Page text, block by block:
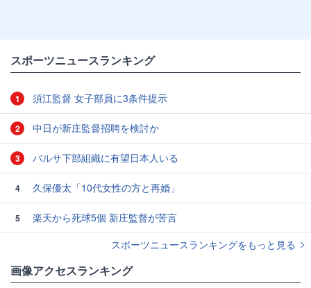
スポーツニュースランキング
1 須江監督 女子部員に3条件提示
2 中日が新庄監督招聘を検討か
3 バルサ下部組織に有望日本人いる
4 久保優太「10代女性の方と再婚」
5
楽天から死球5個 新庄監督が苦言
スポーツニュースランキングをもっと見る
画像アクセスランキング